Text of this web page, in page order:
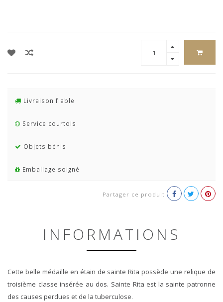
Livraison fiable
Service courtois
Objets bénis
Emballage soigné
Partager ce produit
INFORMATIONS
Cette belle médaille en étain de sainte Rita possède une relique de
troisième classe insérée au dos. Sainte Rita est la sainte patronne
des causes perdues et de la tuberculose.